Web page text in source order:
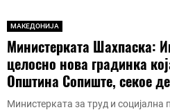
МАКЕДОНИЈА
Министерката Шахпаска:
целосно нова градинка
Општина Сопиште, секое
Министерката за труд и